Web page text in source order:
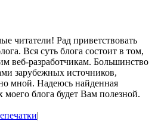
читатели! Рад приветствовать
Вся суть блога состоит в том,
веб-разработчикам. Большинство
зарубежных источников,
мной. Надеюсь найденная
блога будет Вам полезной.
|